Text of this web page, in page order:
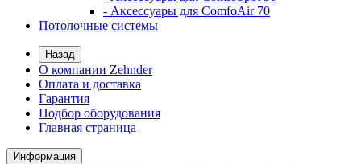
- Аксессуары для ComfoAir 70
Потолочные системы
Назад
О компании Zehnder
Оплата и доставка
Гарантия
Подбор оборудования
Главная страница
Информация